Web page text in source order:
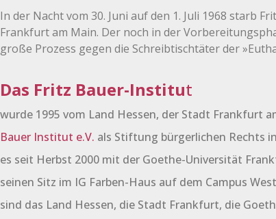
In der Nacht vom 30. Juni auf den 1. Juli 1968 starb
Frankfurt am Main. Der noch in der
große Prozess gegen die Schreibtischtäter der
Das Fritz Bauer-Institut
wurde 1995 vom Land Hessen, der Stadt Frankfurt
Bauer Institut e.V. als Stiftung bürgerlichen Rechts
es seit Herbst 2000 mit der Goethe-Universität
seinen Sitz im IG Farben-Haus auf dem Campus
sind das Land Hessen, die Stadt Frankfurt, die